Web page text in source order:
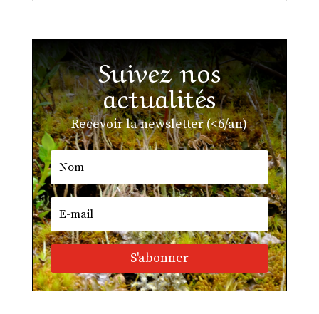
Suivez nos
actualités
Recevoir la newsletter (<6/an)
S'abonner